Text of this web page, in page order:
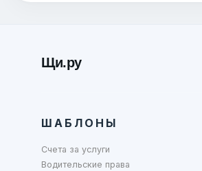
Щи.ру
ШАБЛОНЫ
Счета за услуги
Водительские права